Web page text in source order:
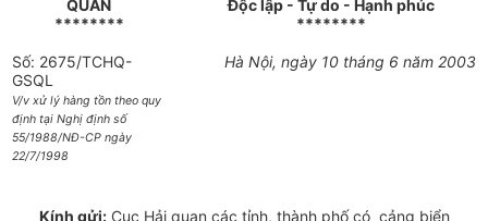
QUAN
********
Độc lập - Tự do - Hạnh phúc
********
Số: 2675/TCHQ-
GSQL
V/v xử lý hàng tồn theo quy
định tại Nghị định số
55/1988/NĐ-CP ngày
22/7/1998
Hà Nội, ngày 10 tháng 6 năm 2003
Kính gửi:Cục Hải quan các tỉnh, thành phố có cảng biển